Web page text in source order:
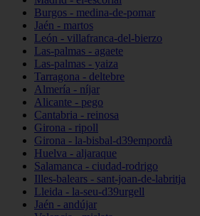
Burgos - medina-de-pomar
Jaén - martos
León - villafranca-del-bierzo
Las-palmas - agaete
Las-palmas - yaiza
Tarragona - deltebre
Almería - níjar
Alicante - pego
Cantabria - reinosa
Girona - ripoll
Girona - la-bisbal-d39empordà
Huelva - aljaraque
Salamanca - ciudad-rodrigo
Illes-balears - sant-joan-de-labritja
Lleida - la-seu-d39urgell
Jaén - andújar